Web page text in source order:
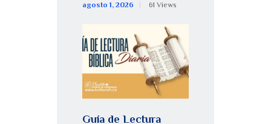
agosto 1, 2026 61 Views
Guía de Lectura